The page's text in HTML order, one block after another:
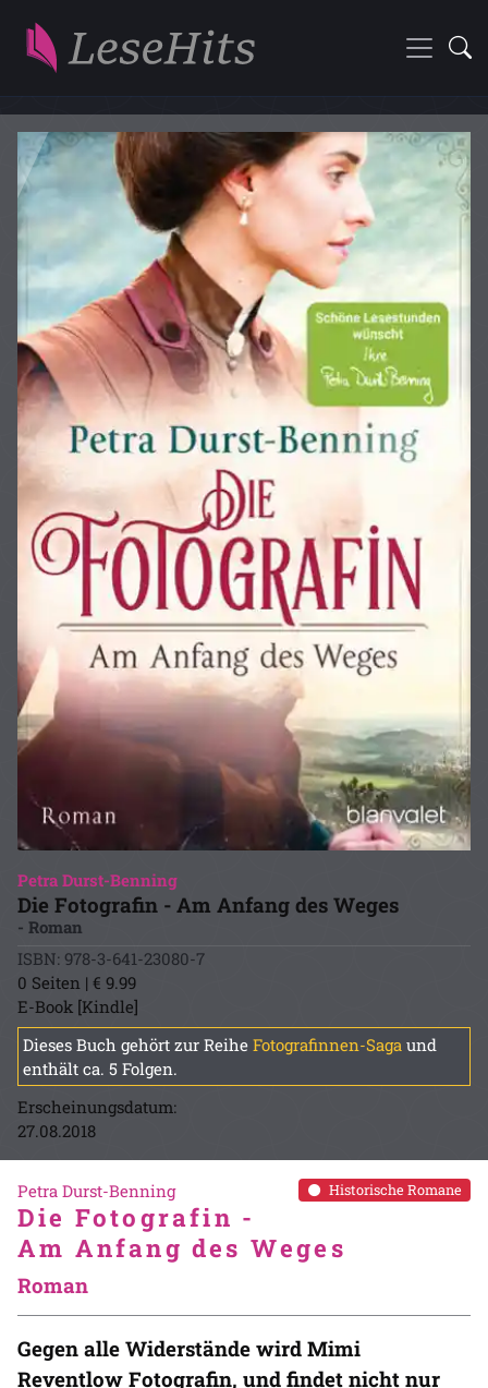
Petra Durst-Benning
Die Fotografin - Am Anfang des Weges
- Roman
ISBN: 978-3-641-23080-7
0 Seiten | € 9.99
E-Book [Kindle]
Dieses Buch gehört zur Reihe Fotografinnen-Saga und
enthält ca. 5 Folgen.
Erscheinungsdatum:
27.08.2018
Historische Romane
Petra Durst-Benning
Die Fotografin -
Am Anfang des Weges
Roman
Gegen alle Widerstände wird Mimi
Reventlow Fotografin, und findet nicht nur